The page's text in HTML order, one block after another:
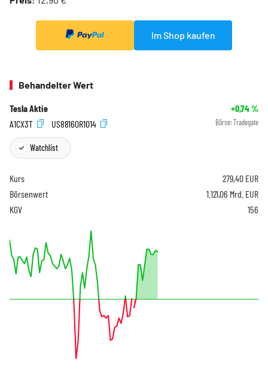
Im Shop kaufen
Behandelter Wert
Tesla Aktie +0,74%
A1CX3T
US88160R1014 Börse: Tradegate
Watchlist
Kurs 279,40 EUR
Börsenwert
1.121,06 Mrd. EUR
KGV
156